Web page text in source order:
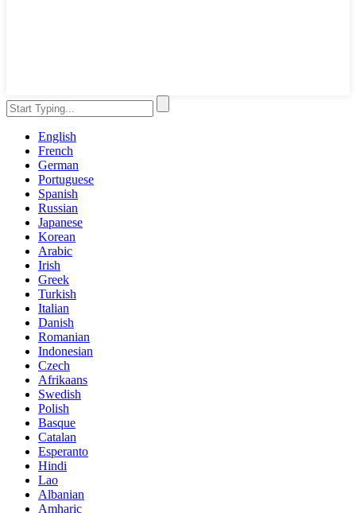
English
French
German
Portuguese
Spanish
Russian
Japanese
Korean
Arabic
Irish
Greek
Turkish
Italian
Danish
Romanian
Indonesian
Czech
Afrikaans
Swedish
Polish
Basque
Catalan
Esperanto
Hindi
Lao
Albanian
Amharic